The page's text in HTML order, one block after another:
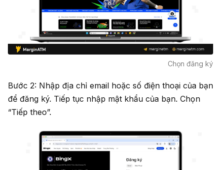
Chọn đăng ký
Bước 2: Nhập địa chỉ email hoặc số điện thoại của bạn
để đăng ký. Tiếp tục nhập mật khẩu của bạn. Chọn
“Tiếp theo”.